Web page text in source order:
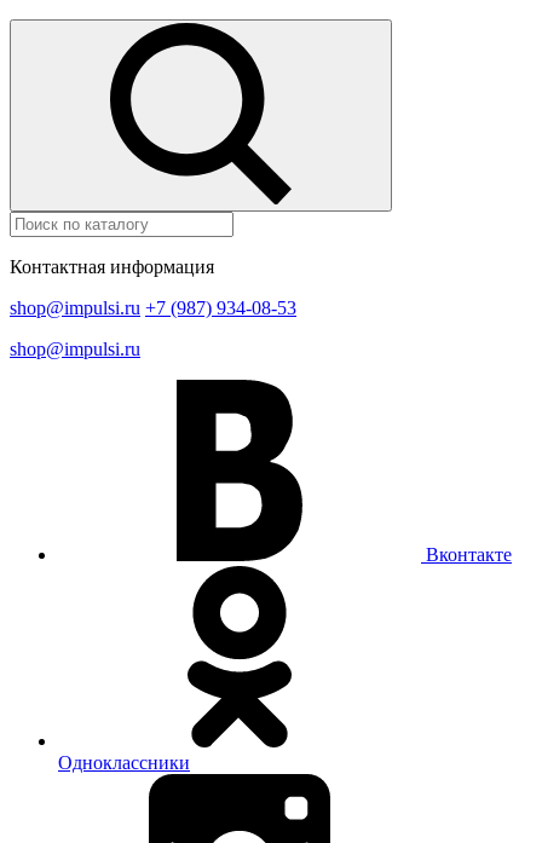
Контактная информация
shop@impulsi.ru +7 (987) 934-08-53
shop@impulsi.ru
Вконтакте
Одноклассники